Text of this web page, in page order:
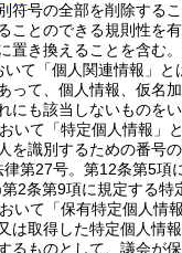
符号の全部を削除するこ
ことのできる規則性を
置き換えることを含む
いて「個人関連情報」と
って、個人情報、仮名
にも該当しないものをい
いて「特定個人情報」
を識別するための番号
第27号。第12条第5項
第2条第9項に規定する特
いて「保有特定個人情
は取得した特定個人情
るものとして、議会が